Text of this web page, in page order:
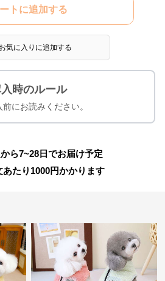
トに追加する
お気に入りに追加する
時のルール
にお読みください。
ら7~28日でお届け予定
たり 1000円かかります